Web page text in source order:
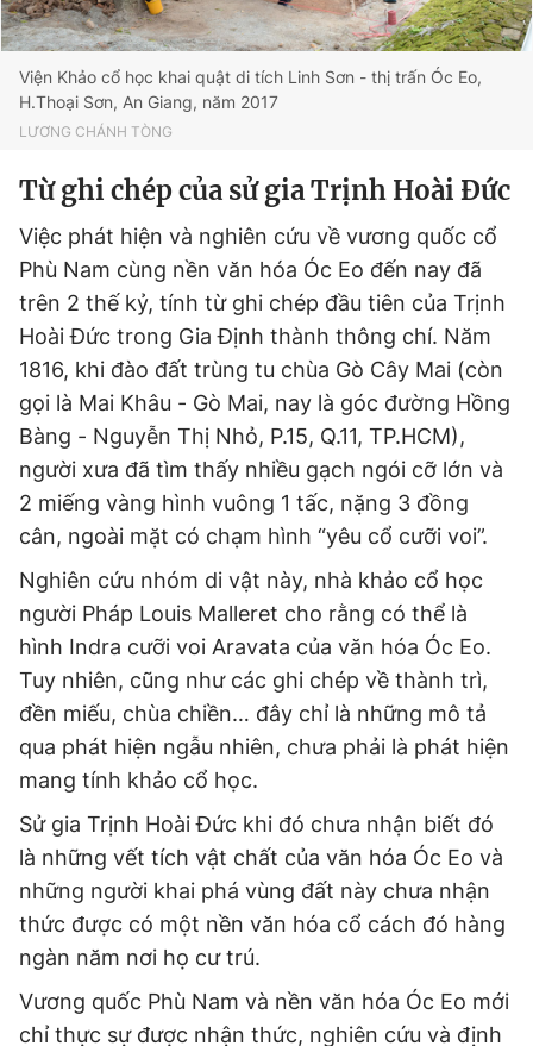
Viện Khảo cổ học khai quật di tích Linh Sơn - thị trấn Óc Eo,
H.Thoại Sơn, An Giang, năm 2017
LƯƠNG CHÁNH TÒNG
Từ ghi chép của sử gia Trịnh Hoài Đức
Việc phát hiện và nghiên cứu về vương quốc cổ
Phù Nam cùng nền văn hóa Óc Eo đến nay đã
trên 2 thế kỷ, tính từ ghi chép đầu tiên của Trịnh
Hoài Đức trong Gia Định thành thông chí. Năm
1816, khi đào đất trùng tu chùa Gò Cây Mai (còn
gọi là Mai Khâu - Gò Mai, nay là góc đường Hồng
Bàng - Nguyễn Thị Nhỏ, P.15, Q.11, TP.HCM),
người xưa đã tìm thấy nhiều gạch ngói cỡ lớn và
2 miếng vàng hình vuông 1 tấc, nặng 3 đồng
cân, ngoài mặt có chạm hình “yêu cổ cưỡi voi”.
Nghiên cứu nhóm di vật này, nhà khảo cổ học
người Pháp Louis Malleret cho rằng có thể là
hình Indra cưỡi voi Aravata của văn hóa Óc Eo.
Tuy nhiên, cũng như các ghi chép về thành trì,
đền miếu, chùa chiền… đây chỉ là những mô tả
qua phát hiện ngẫu nhiên, chưa phải là phát hiện
mang tính khảo cổ học.
Sử gia Trịnh Hoài Đức khi đó chưa nhận biết đó
là những vết tích vật chất của văn hóa Óc Eo và
những người khai phá vùng đất này chưa nhận
thức được có một nền văn hóa cổ cách đó hàng
ngàn năm nơi họ cư trú.
Vương quốc Phù Nam và nền văn hóa Óc Eo mới
chỉ thực sự được nhận thức, nghiên cứu và định